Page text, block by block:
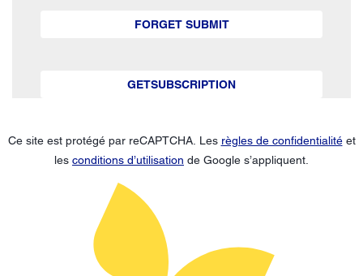
FORGET SUBMIT
GETSUBSCRIPTION
Ce site est protégé par reCAPTCHA. Les règles de confidentialitéet
les conditions d’utilisation de Google s’appliquent.